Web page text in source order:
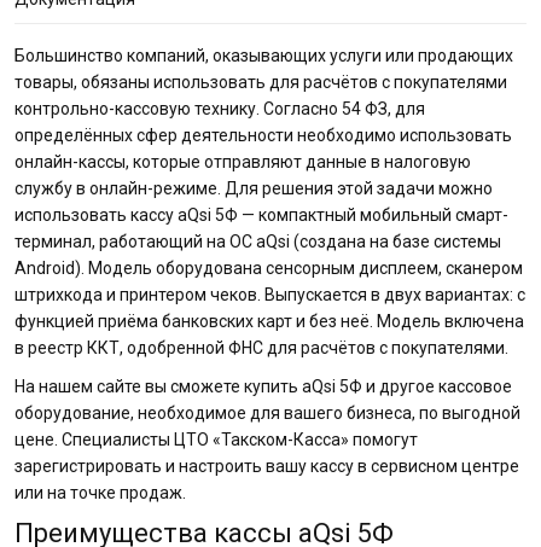
Большинство компаний, оказывающих услуги или продающих
товары, обязаны использовать для расчётов с покупателями
контрольно-кассовую технику. Согласно 54 ФЗ, для
определённых сфер деятельности необходимо использовать
онлайн-кассы, которые отправляют данные в налоговую
службу в онлайн-режиме. Для решения этой задачи можно
использовать кассу aQsi 5Ф — компактный мобильный смарт-
терминал, работающий на ОС aQsi (создана на базе системы
Android). Модель оборудована сенсорным дисплеем, сканером
штрихкода и принтером чеков. Выпускается в двух вариантах: с
функцией приёма банковских карт и без неё. Модель включена
в реестр ККТ, одобренной ФНС для расчётов с покупателями.
На нашем сайте вы сможете купить aQsi 5Ф и другое кассовое
оборудование, необходимое для вашего бизнеса, по выгодной
цене. Специалисты ЦТО «Такском-Касса» помогут
зарегистрировать и настроить вашу кассу в сервисном центре
или на точке продаж.
Преимущества кассы aQsi 5Ф